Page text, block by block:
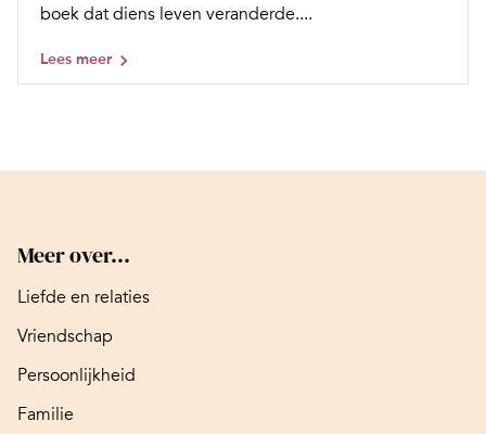
boek dat diens leven veranderde....
Lees meer
Meer over...
Liefde en relaties
Vriendschap
Persoonlijkheid
Familie